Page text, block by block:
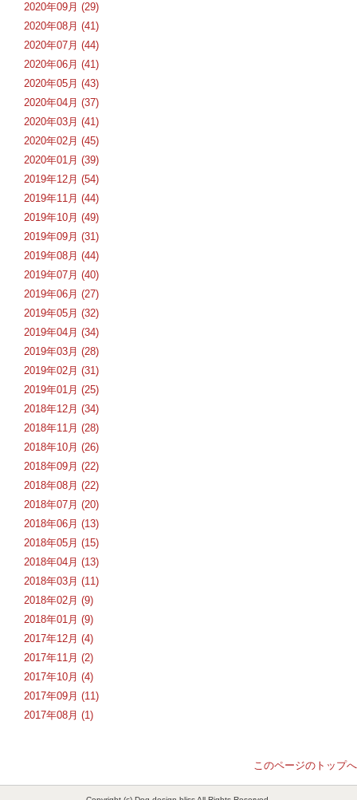
2020年09月 (29)
2020年08月 (41)
2020年07月 (44)
2020年06月 (41)
2020年05月 (43)
2020年04月 (37)
2020年03月 (41)
2020年02月 (45)
2020年01月 (39)
2019年12月 (54)
2019年11月 (44)
2019年10月 (49)
2019年09月 (31)
2019年08月 (44)
2019年07月 (40)
2019年06月 (27)
2019年05月 (32)
2019年04月 (34)
2019年03月 (28)
2019年02月 (31)
2019年01月 (25)
2018年12月 (34)
2018年11月 (28)
2018年10月 (26)
2018年09月 (22)
2018年08月 (22)
2018年07月 (20)
2018年06月 (13)
2018年05月 (15)
2018年04月 (13)
2018年03月 (11)
2018年02月 (9)
2018年01月 (9)
2017年12月 (4)
2017年11月 (2)
2017年10月 (4)
2017年09月 (11)
2017年08月 (1)
このページのトップへ